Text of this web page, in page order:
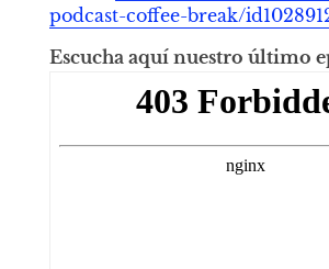
podcast-coffee-break/
Escucha aquí nuestro último